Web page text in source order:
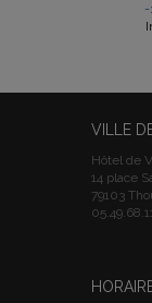
-
VILLE
Hôtel de
14 place
79103